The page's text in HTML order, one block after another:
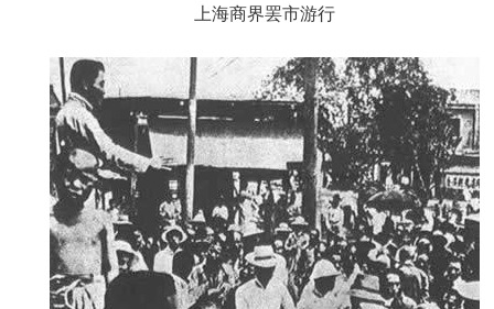
上海商界罢市游行